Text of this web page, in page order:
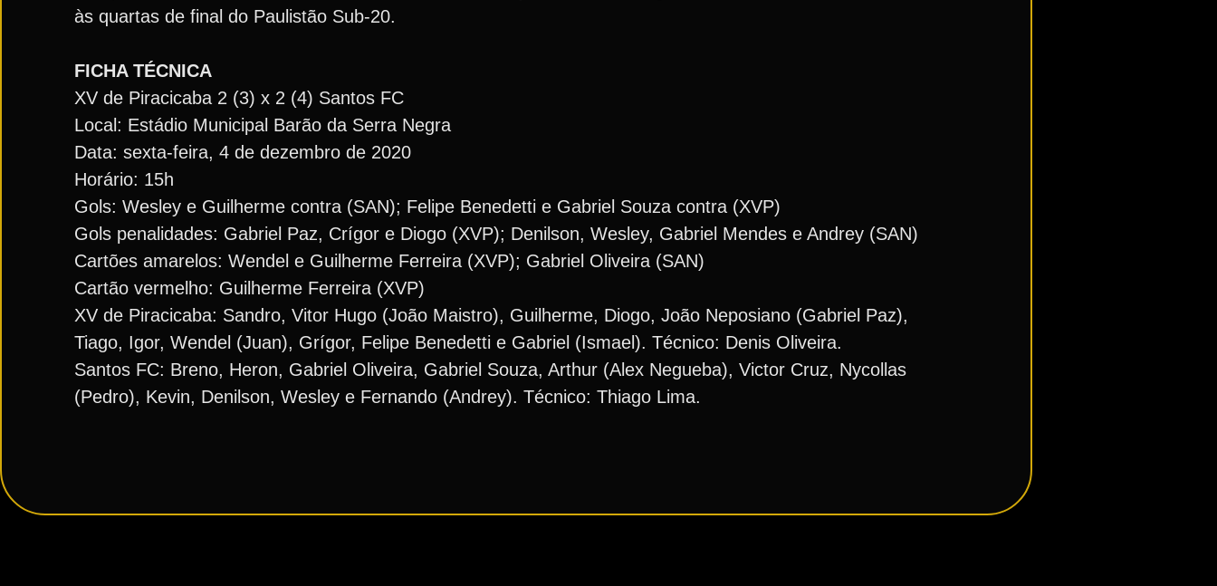
às quartas de final do Paulistão Sub-20.
FICHA TÉCNICA
XV de Piracicaba 2 (3) x 2 (4) Santos FC
Local: Estádio Municipal Barão da Serra Negra
Data: sexta-feira, 4 de dezembro de 2020
Horário: 15h
Gols: Wesley e Guilherme contra (SAN); Felipe Benedetti e Gabriel Souza contra (XVP)
Gols penalidades: Gabriel Paz, Crígor e Diogo (XVP); Denilson, Wesley, Gabriel Mendes e Andrey (SAN)
Cartões amarelos: Wendel e Guilherme Ferreira (XVP); Gabriel Oliveira (SAN)
Cartão vermelho: Guilherme Ferreira (XVP)
XV de Piracicaba: Sandro, Vitor Hugo (João Maistro), Guilherme, Diogo, João Neposiano (Gabriel Paz),
Tiago, Igor, Wendel (Juan), Grígor, Felipe Benedetti e Gabriel (Ismael). Técnico: Denis Oliveira.
Santos FC: Breno, Heron, Gabriel Oliveira, Gabriel Souza, Arthur (Alex Negueba), Victor Cruz, Nycollas
(Pedro), Kevin, Denilson, Wesley e Fernando (Andrey). Técnico: Thiago Lima.